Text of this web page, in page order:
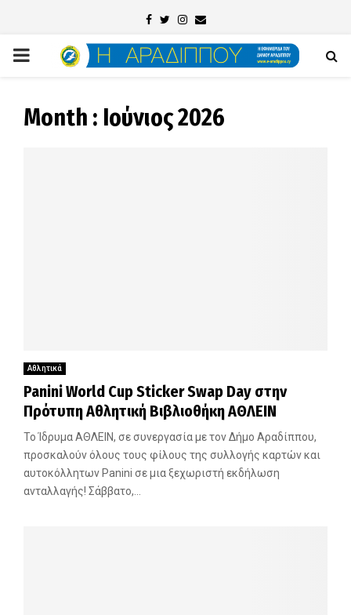
Facebook
TwitterInstagram
Email
PRIMARY
Month : Ιούνιος 2026
Αθλητικά
Panini World Cup Sticker Swap Day στην
Πρότυπη Αθλητική Βιβλιοθήκη ΑΘΛΕΙΝ
Το Ίδρυμα ΑΘΛΕΙΝ, σε συνεργασία με τον Δήμο Αραδίππου,
προσκαλούν όλους τους φίλους της συλλογής καρτών και
αυτοκόλλητων Panini σε μια ξεχωριστή εκδήλωση
ανταλλαγής! Σάββατο,...